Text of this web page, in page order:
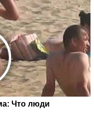
Что люди